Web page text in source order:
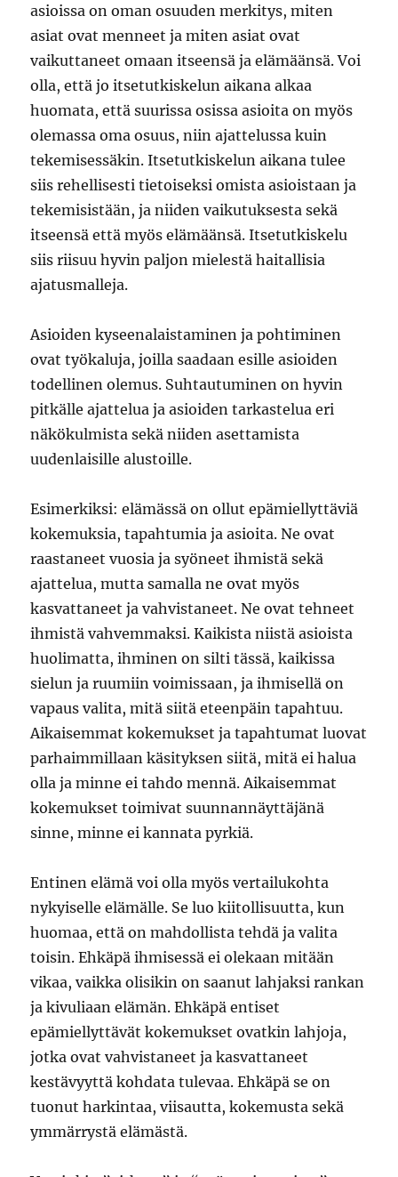
asioissa on oman osuuden merkitys, miten
asiat ovat menneet ja miten asiat ovat
vaikuttaneet omaan itseensä ja elämäänsä. Voi
olla, että jo itsetutkiskelun aikana alkaa
huomata, että suurissa osissa asioita on myös
olemassa oma osuus, niin ajattelussa kuin
tekemisessäkin. Itsetutkiskelun aikana tulee
siis rehellisesti tietoiseksi omista asioistaan ja
tekemisistään, ja niiden vaikutuksesta sekä
itseensä että myös elämäänsä. Itsetutkiskelu
siis riisuu hyvin paljon mielestä haitallisia
ajatusmalleja.
Asioiden kyseenalaistaminen ja pohtiminen
ovat työkaluja, joilla saadaan esille asioiden
todellinen olemus. Suhtautuminen on hyvin
pitkälle ajattelua ja asioiden tarkastelua eri
näkökulmista sekä niiden asettamista
uudenlaisille alustoille.
Esimerkiksi: elämässä on ollut epämiellyttäviä
kokemuksia, tapahtumia ja asioita. Ne ovat
raastaneet vuosia ja syöneet ihmistä sekä
ajattelua, mutta samalla ne ovat myös
kasvattaneet ja vahvistaneet. Ne ovat tehneet
ihmistä vahvemmaksi. Kaikista niistä asioista
huolimatta, ihminen on silti tässä, kaikissa
sielun ja ruumiin voimissaan, ja ihmisellä on
vapaus valita, mitä siitä eteenpäin tapahtuu.
Aikaisemmat kokemukset ja tapahtumat luovat
parhaimmillaan käsityksen siitä, mitä ei halua
olla ja minne ei tahdo mennä. Aikaisemmat
kokemukset toimivat suunnannäyttäjänä
sinne, minne ei kannata pyrkiä.
Entinen elämä voi olla myös vertailukohta
nykyiselle elämälle. Se luo kiitollisuutta, kun
huomaa, että on mahdollista tehdä ja valita
toisin. Ehkäpä ihmisessä ei olekaan mitään
vikaa, vaikka olisikin on saanut lahjaksi rankan
ja kivuliaan elämän. Ehkäpä entiset
epämiellyttävät kokemukset ovatkin lahjoja,
jotka ovat vahvistaneet ja kasvattaneet
kestävyyttä kohdata tulevaa. Ehkäpä se on
tuonut harkintaa, viisautta, kokemusta sekä
ymmärrystä elämästä.